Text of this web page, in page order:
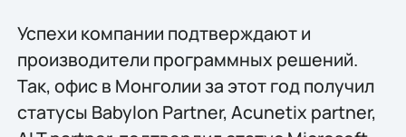
Успехи компании подтверждают и
производители программных решений.
Так, офис в Монголии за этот год получил
статусы Babylon Partner, Acunetix partner,